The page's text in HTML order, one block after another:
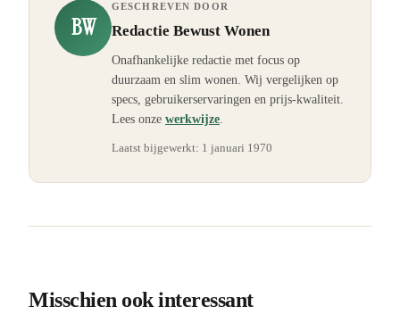
BW
GESCHREVEN DOOR
Redactie Bewust Wonen
Onafhankelijke redactie met focus op
duurzaam en slim wonen. Wij vergelijken op
specs, gebruikerservaringen en prijs-kwaliteit.
Lees onze werkwijze.
Laatst bijgewerkt: 1 januari 1970
Misschien ook interessant